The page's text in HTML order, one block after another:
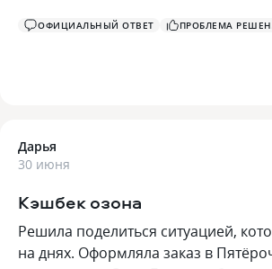
ОФИЦИАЛЬНЫЙ ОТВЕТ ПРОБЛЕМА
Дарья
30 июня
Кэшбек озона
Решила поделиться ситуацией,
на днях. Оформляла заказ в